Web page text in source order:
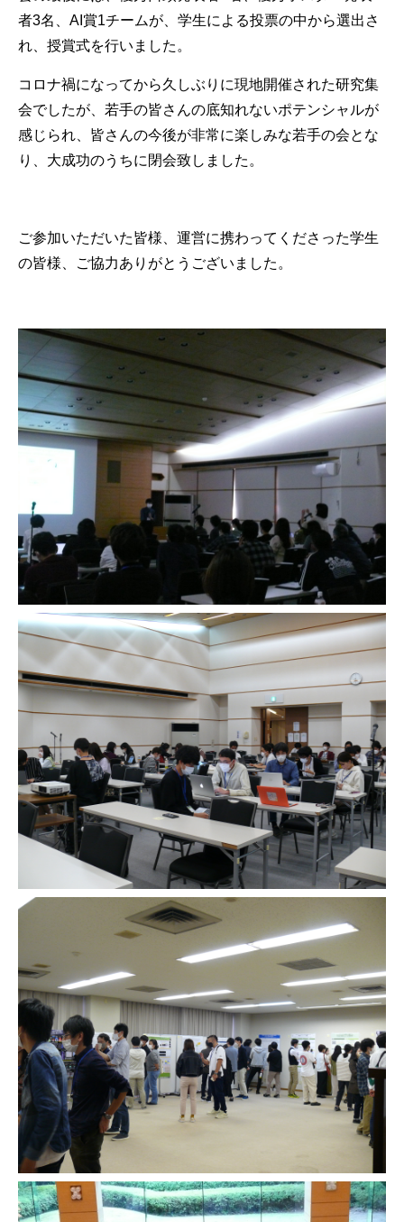
者3名、AI賞1チームが、学生による投票の中から選出さ
れ、授賞式を行いました。
コロナ禍になってから久しぶりに現地開催された研究集
会でしたが、若手の皆さんの底知れないポテンシャルが
感じられ、皆さんの今後が非常に楽しみな若手の会とな
り、大成功のうちに閉会致しました。
ご参加いただいた皆様、運営に携わってくださった学生
の皆様、ご協力ありがとうございました。